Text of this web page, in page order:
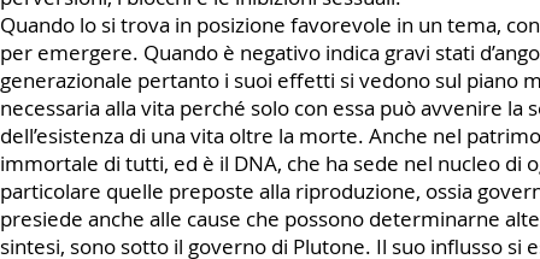
Quando lo si trova in posizione favorevole in un tema,
per emergere. Quando è negativo indica gravi stati
generazionale pertanto i suoi effetti si vedono sul piano
necessaria alla vita perché solo con essa può avvenire
dell’esistenza di una vita oltre la morte. Anche nel
immortale di tutti, ed è il DNA, che ha sede nel nucleo di
particolare quelle preposte alla riproduzione, ossia
presiede anche alle cause che possono determinarne
sintesi, sono sotto il governo di Plutone. Il suo influsso